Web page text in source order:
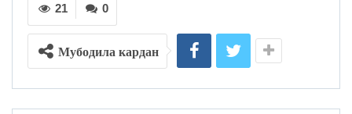
0
21
Мубодила кардан